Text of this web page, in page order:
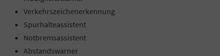
Verkehrszeichenerkennung
Spurhalteassistent
Notbremsassistent
Abstandswarner